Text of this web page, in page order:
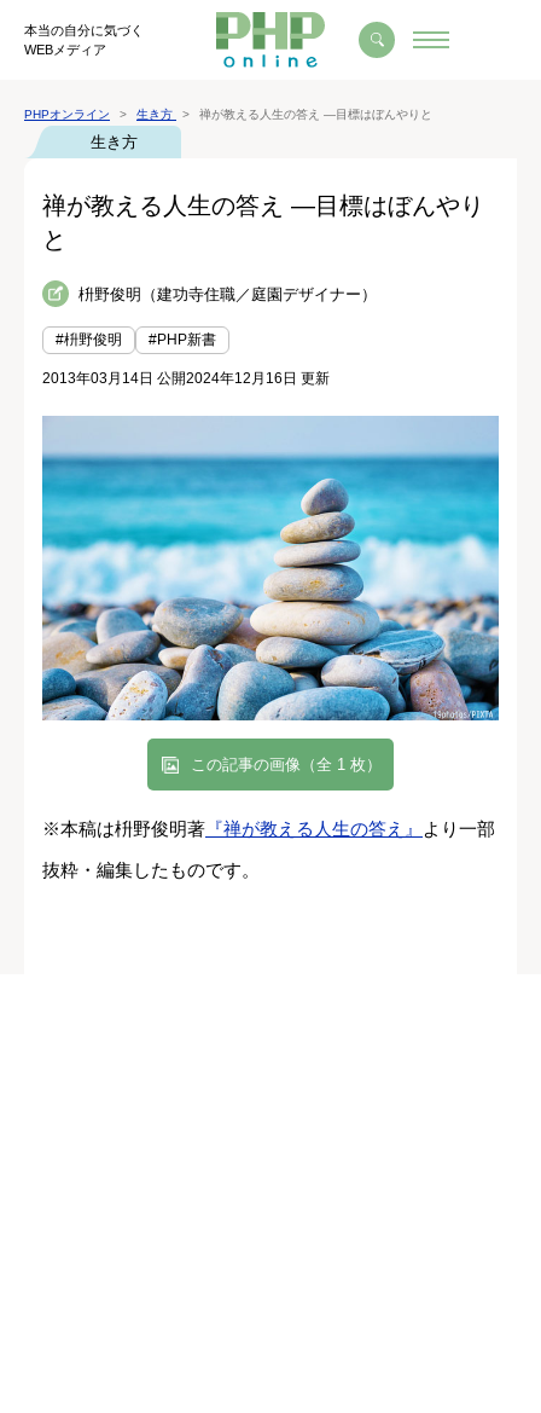
本当の自分に気づく
WEBメディア
PHPオンライン 生き方 禅が教える人生の答え ―目標はぼんやりと
生き方
禅が教える人生の答え ―目標はぼんやり
と
枡野俊明（建功寺住職／庭園デザイナー）
#枡野俊明 #PHP新書
2013年03月14日 公開2024年12月16日 更新
この記事の画像（全 1 枚）
※本稿は枡野俊明著 『禅が教える人生の答え』
より一部
抜粋・編集したものです。